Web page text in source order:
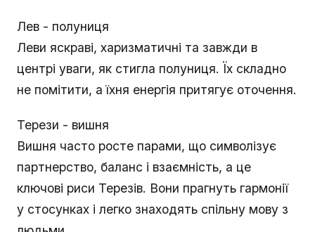
Лев - полуниця
Леви яскраві, харизматичні та завжди в
центрі уваги, як стигла полуниця. Їх складно
не помітити, а їхня енергія притягує оточення.
Терези - вишня
Вишня часто росте парами, що символізує
партнерство, баланс і взаємність, а це
ключові риси Терезів. Вони прагнуть гармонії
у стосунках і легко знаходять спільну мову з